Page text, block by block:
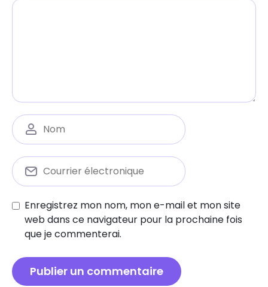
Enregistrez mon nom, mon e-mail et mon site
web dans ce navigateur pour la prochaine fois
que je commenterai.